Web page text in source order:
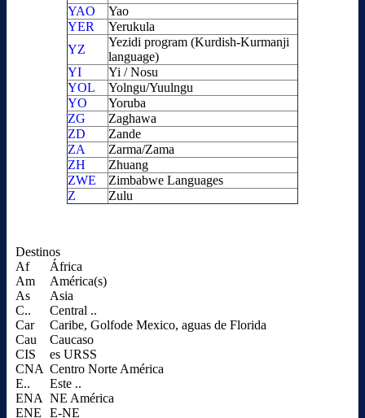
YAO
Yao
YER
Yerukula
YZ
Yezidi program (Kurdish-Kurmanji
language)
YI
Yi / Nosu
YOL
Yolngu/Yuulngu
YO
Yoruba
ZG
Zaghawa
ZD
Zande
ZA
Zarma/Zama
ZH
Zhuang
ZWE
Zimbabwe Languages
Z
Zulu
Destinos
Af
África
Am
América(s)
As
Asia
C..
Central ..
Car
Caribe, Golfode Mexico, aguas de Florida
Cau
Caucaso
CIS
es URSS
CNA Centro Norte América
E..
Este ..
ENA NE América
ENE
E-NE